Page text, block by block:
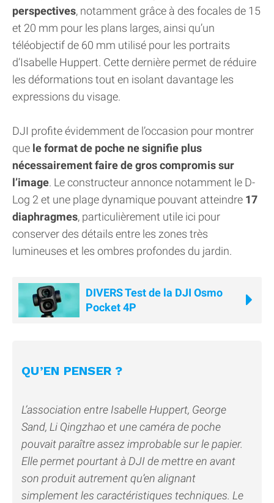
perspectives, notamment grâce à des focales de 15
et 20 mm pour les plans larges, ainsi qu’un
téléobjectif de 60 mm utilisé pour les portraits
d’Isabelle Huppert. Cette dernière permet de réduire
les déformations tout en isolant davantage les
expressions du visage.
DJI profite évidemment de l’occasion pour montrer
que le format de poche ne signifie plus
nécessairement faire de gros compromis sur
l’image. Le constructeur annonce notamment le D-
Log 2 et une plage dynamique pouvant atteindre 17
diaphragmes, particulièrement utile ici pour
conserver des détails entre les zones très
lumineuses et les ombres profondes du jardin.
DIVERS Test de la DJI Osmo
Pocket 4P
QU’EN PENSER ?
L’association entre Isabelle Huppert, George
Sand, Li Qingzhao et une caméra de poche
pouvait paraître assez improbable sur le papier.
Elle permet pourtant à DJI de mettre en avant
son produit autrement qu’en alignant
simplement les caractéristiques techniques. Le